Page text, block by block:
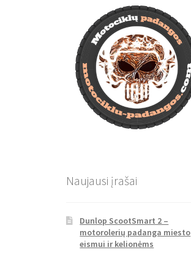
Naujausi įrašai
Dunlop ScootSmart 2 –
motorolerių padanga miesto
eismui ir kelionėms